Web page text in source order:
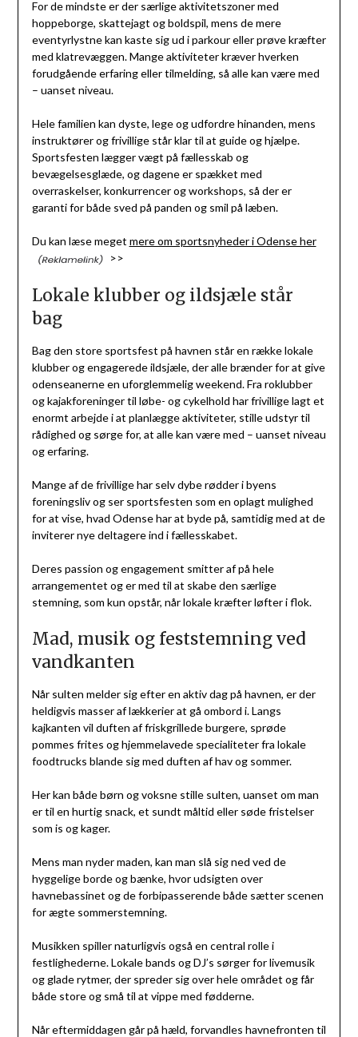
For de mindste er der særlige aktivitetszoner med
hoppeborge, skattejagt og boldspil, mens de mere
eventyrlystne kan kaste sig ud i parkour eller prøve kræfter
med klatrevæggen. Mange aktiviteter kræver hverken
forudgående erfaring eller tilmelding, så alle kan være med
– uanset niveau.
Hele familien kan dyste, lege og udfordre hinanden, mens
instruktører og frivillige står klar til at guide og hjælpe.
Sportsfesten lægger vægt på fællesskab og
bevægelsesglæde, og dagene er spækket med
overraskelser, konkurrencer og workshops, så der er
garanti for både sved på panden og smil på læben.
Du kan læse meget mere om sportsnyheder i Odense her
>>
Lokale klubber og ildsjæle står
bag
Bag den store sportsfest på havnen står en række lokale
klubber og engagerede ildsjæle, der alle brænder for at give
odenseanerne en uforglemmelig weekend. Fra roklubber
og kajakforeninger til løbe- og cykelhold har frivillige lagt et
enormt arbejde i at planlægge aktiviteter, stille udstyr til
rådighed og sørge for, at alle kan være med – uanset niveau
og erfaring.
Mange af de frivillige har selv dybe rødder i byens
foreningsliv og ser sportsfesten som en oplagt mulighed
for at vise, hvad Odense har at byde på, samtidig med at de
inviterer nye deltagere ind i fællesskabet.
Deres passion og engagement smitter af på hele
arrangementet og er med til at skabe den særlige
stemning, som kun opstår, når lokale kræfter løfter i flok.
Mad, musik og feststemning ved
vandkanten
Når sulten melder sig efter en aktiv dag på havnen, er der
heldigvis masser af lækkerier at gå ombord i. Langs
kajkanten vil duften af friskgrillede burgere, sprøde
pommes frites og hjemmelavede specialiteter fra lokale
foodtrucks blande sig med duften af hav og sommer.
Her kan både børn og voksne stille sulten, uanset om man
er til en hurtig snack, et sundt måltid eller søde fristelser
som is og kager.
Mens man nyder maden, kan man slå sig ned ved de
hyggelige borde og bænke, hvor udsigten over
havnebassinet og de forbipasserende både sætter scenen
for ægte sommerstemning.
Musikken spiller naturligvis også en central rolle i
festlighederne. Lokale bands og DJ’s sørger for livemusik
og glade rytmer, der spreder sig over hele området og får
både store og små til at vippe med fødderne.
Når eftermiddagen går på hæld, forvandles havnefronten til